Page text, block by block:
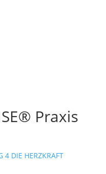
Praxis